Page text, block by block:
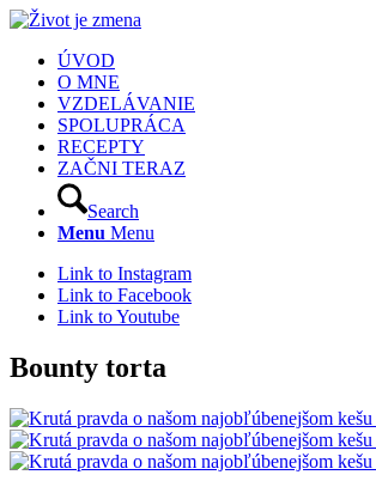
ÚVOD
O MNE
VZDELÁVANIE
SPOLUPRÁCA
RECEPTY
ZAČNI TERAZ
Search
Menu Menu
Link to Instagram
Link to Facebook
Link to Youtube
Bounty torta